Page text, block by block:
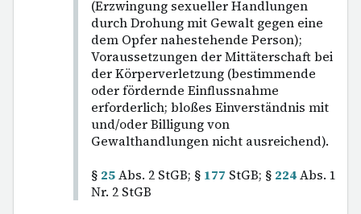
(Erzwingung sexueller Handlungen
durch Drohung mit Gewalt gegen eine
dem Opfer nahestehende Person);
Voraussetzungen der Mittäterschaft bei
der Körperverletzung (bestimmende
oder fördernde Einflussnahme
erforderlich; bloßes Einverständnis mit
und/oder Billigung von
Gewalthandlungen nicht ausreichend).
§ 25Abs. 2 StGB; § 177 StGB; § 224Abs. 1
Nr. 2 StGB